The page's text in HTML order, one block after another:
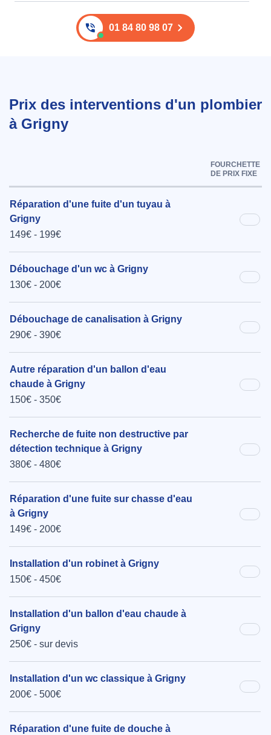
01 84 80 98 07
Prix des interventions d'un plombier
à Grigny
FOURCHETTE
DE PRIX FIXE
Réparation d'une fuite d'un tuyau à
Grigny
149€ - 199€
Débouchage d'un wc à Grigny
130€ - 200€
Débouchage de canalisation à Grigny
290€ - 390€
Autre réparation d'un ballon d'eau
chaude à Grigny
150€ - 350€
Recherche de fuite non destructive par
détection technique à Grigny
380€ - 480€
Réparation d'une fuite sur chasse d'eau
à Grigny
149€ - 200€
Installation d'un robinet à Grigny
150€ - 450€
Installation d'un ballon d'eau chaude à
Grigny
250€ - sur devis
Installation d'un wc classique à Grigny
200€ - 500€
Réparation d'une fuite de douche à